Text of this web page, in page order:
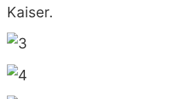
Kaiser.